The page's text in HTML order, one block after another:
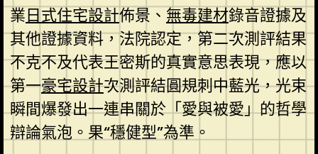
業日式住宅設計佈景、 無毒建材錄音證據及
其他證據資料，法院認定，第二次測評結果
不克不及代表王密斯的真實意思表現，應以
第一豪宅設計次測評結圓規刺中藍光，光束
瞬間爆發出一連串關於「愛與被愛」的哲學
辯論氣泡。果“穩健型”為準。